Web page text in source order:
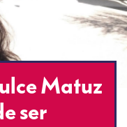
Matuz
ser